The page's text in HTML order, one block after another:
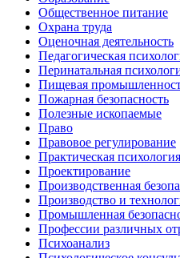
Общественное питание
Охрана труда
Оценочная деятельность
Педагогическая
Перинатальная
Пищевая
Пожарная безопасность
Полезные ископаемые
Право
Правовое регулирование
Практическая психология
Проектирование
Производственная
Производство и
Промышленная
Профессии различных
Психоанализ